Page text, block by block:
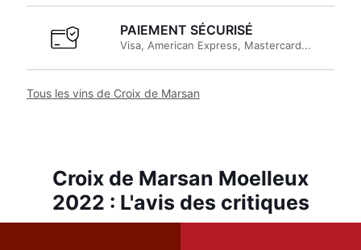
PAIEMENT SÉCURISÉ
Visa, American Express, Mastercard...
Tous les vins de Croix de Marsan
Croix de Marsan Moelleux
2022 : L'avis des critiques